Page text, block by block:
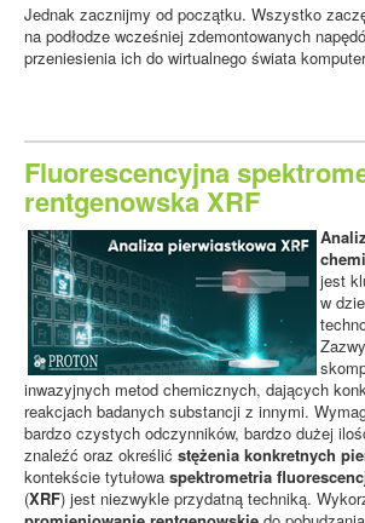
Jednak zacznijmy od początku. Wszystko
na podłodze wcześniej zdemontowanych
przeniesienia ich do wirtualnego świata
Fluorescencyjna
rentgenowska XRF
jest
w
inwazyjnych metod chemicznych, dających
reakcjach badanych substancji z innymi.
bardzo czystych odczynników, bardzo dużej
znaleźć oraz określić stężenia konkretnych
kontekście tytułowa spektrometria
(XRF) jest niezwykle przydatną techniką.